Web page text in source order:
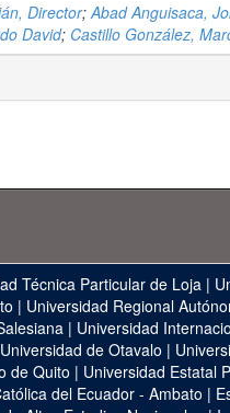
Director;Abad Anguisaca,
David; Castillo González,
Técnica Particular de Loja |
| Universidad Regional
| Universidad
Universidad de Otavalo |
de Quito | Universidad Estatal
del Ecuador - Ambato |